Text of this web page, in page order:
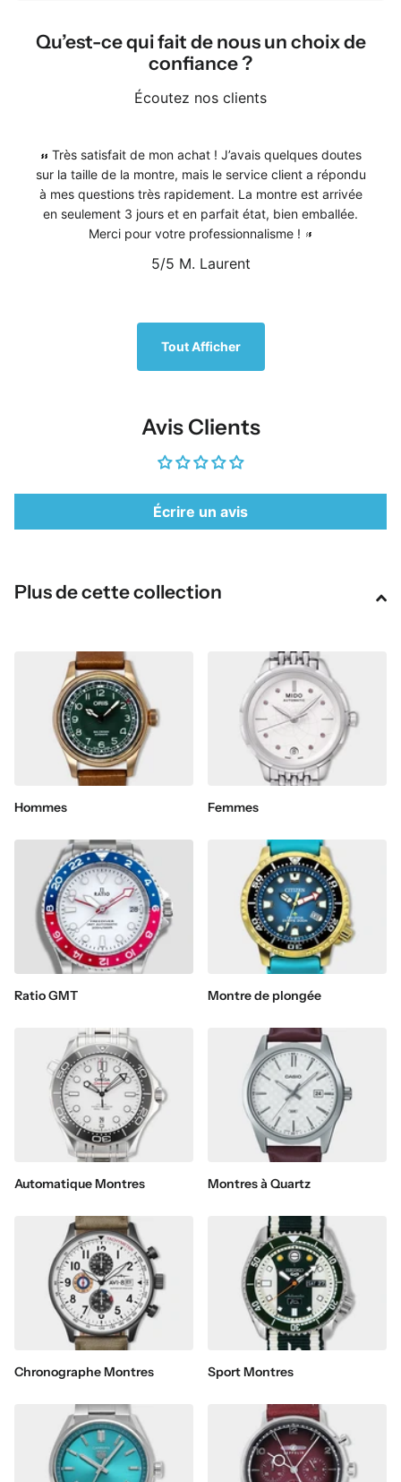
Qu’est-ce qui fait de nous un choix de
confiance ?
Écoutez nos clients
Très satisfait de mon achat ! J’avais quelques doutes
sur la taille de la montre, mais le service client a répondu
à mes questions très rapidement. La montre est arrivée
en seulement 3 jours et en parfait état, bien emballée.
Merci pour votre professionnalisme !
5/5 M. Laurent
Tout Afficher
Avis Clients
Écrire un avis
Plus de cette collection
Hommes Femmes
Ratio GMT Montre de plongée
Automatique Montres Montres à Quartz
Chronographe Montres Sport Montres